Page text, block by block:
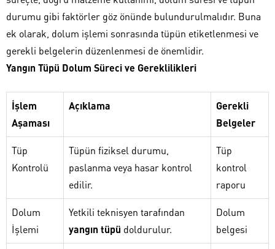
durumu gibi faktörler göz önünde bulundurulmalıdır. Buna
ek olarak, dolum işlemi sonrasında tüpün etiketlenmesi ve
gerekli belgelerin düzenlenmesi de önemlidir.
Yangın Tüpü Dolum Süreci ve Gereklilikleri
İşlem
Aşaması
Açıklama
Gerekli
Belgeler
Tüp
Kontrolü
Tüpün fiziksel durumu,
paslanma veya hasar kontrol
edilir.
Tüp
kontrol
raporu
Dolum
İşlemi
Yetkili teknisyen tarafından
yangın tüpü doldurulur.
Dolum
belgesi